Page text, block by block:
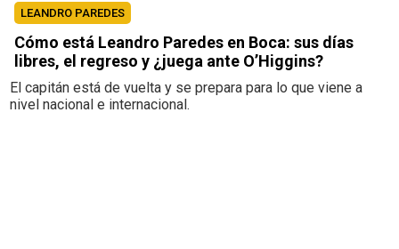
LEANDRO PAREDES
Cómo está Leandro Paredes en Boca: sus días
libres, el regreso y ¿juega ante O’Higgins?
El capitán está de vuelta y se prepara para lo que viene a
nivel nacional e internacional.